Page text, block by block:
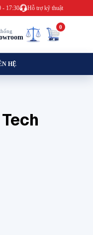
- 17:30 Hỗ trợ kỹ thuật
0
HỆ